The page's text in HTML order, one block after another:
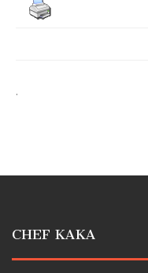
.
CHEF KAKA